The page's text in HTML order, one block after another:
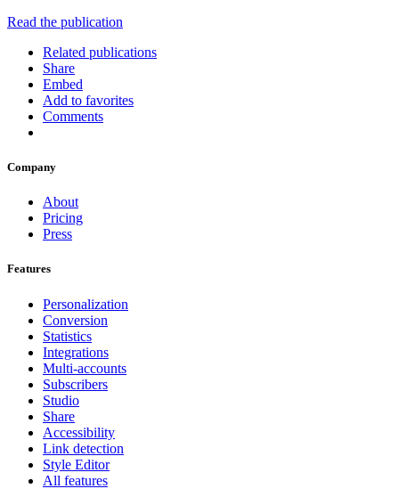
Read the publication
Related publications
Share
Embed
Add to favorites
Comments
Company
About
Pricing
Press
Features
Personalization
Conversion
Statistics
Integrations
Multi-accounts
Subscribers
Studio
Share
Accessibility
Link detection
Style Editor
All features